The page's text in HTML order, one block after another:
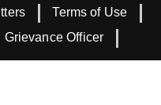
Terms of Use
Grievance Officer